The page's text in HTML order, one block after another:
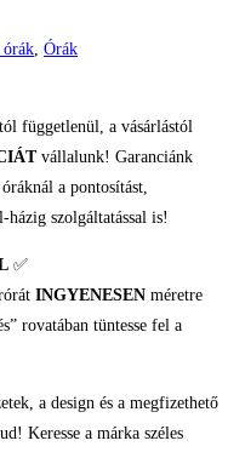
, Órák
függetlenül, a vásárlástól
vállalunk! Garanciánk
a pontosítást,
házig szolgáltatással is!
✅
INGYENESEN méretre
rovatában tüntesse fel a
a design és a megfizethető
Keresse a márka széles